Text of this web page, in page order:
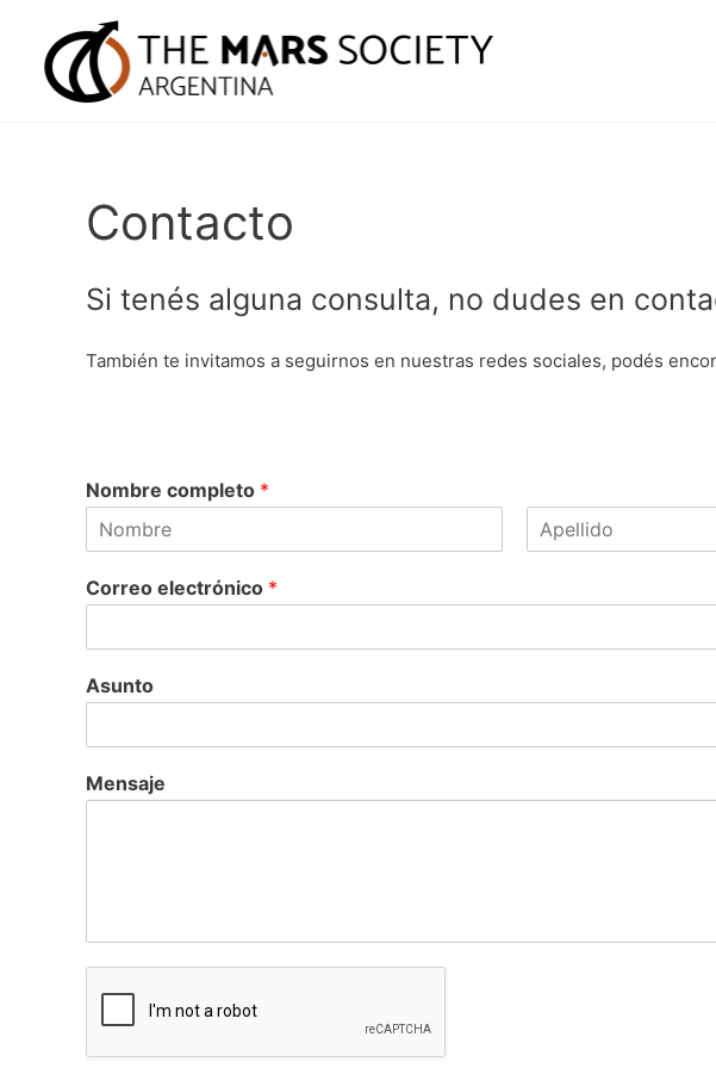
Contacto
Si tenés alguna consulta, no dudes en
También te invitamos a seguirnos en nuestras redes sociales, podés
Nombre completo *
i
r
Correo electrónico *
Asunto
Mensaje